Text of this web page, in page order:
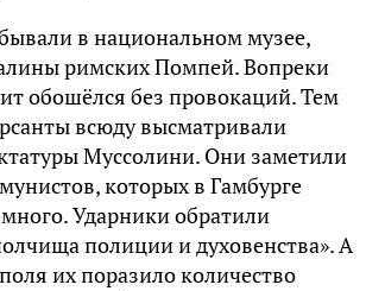
в национальном музее,
римских Помпей. Вопреки
обошёлся без провокаций. Тем
всюду высматривали
Муссолини. Они заметили
которых в Гамбурге
Ударники обратили
полиции и духовенства». А
их поразило количество